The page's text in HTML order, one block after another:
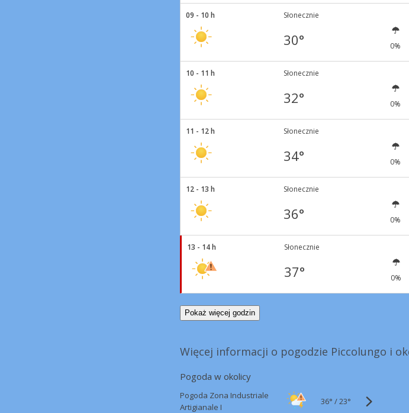
09 - 10 h Słonecznie
30° 0%
10 - 11 h Słonecznie
32° 0%
11 - 12 h Słonecznie
34° 0%
12 - 13 h Słonecznie
36° 0%
13 - 14 h Słonecznie
37° 0%
Pokaż więcej godzin
Więcej informacji o pogodzie Piccolungo i
Pogoda w okolicy
Pogoda Zona Industriale
Artigianale I
36° /23°